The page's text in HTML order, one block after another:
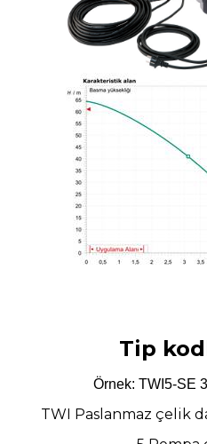
Tip
Örnek: TWI5-SE
TWI Paslanmaz çelik